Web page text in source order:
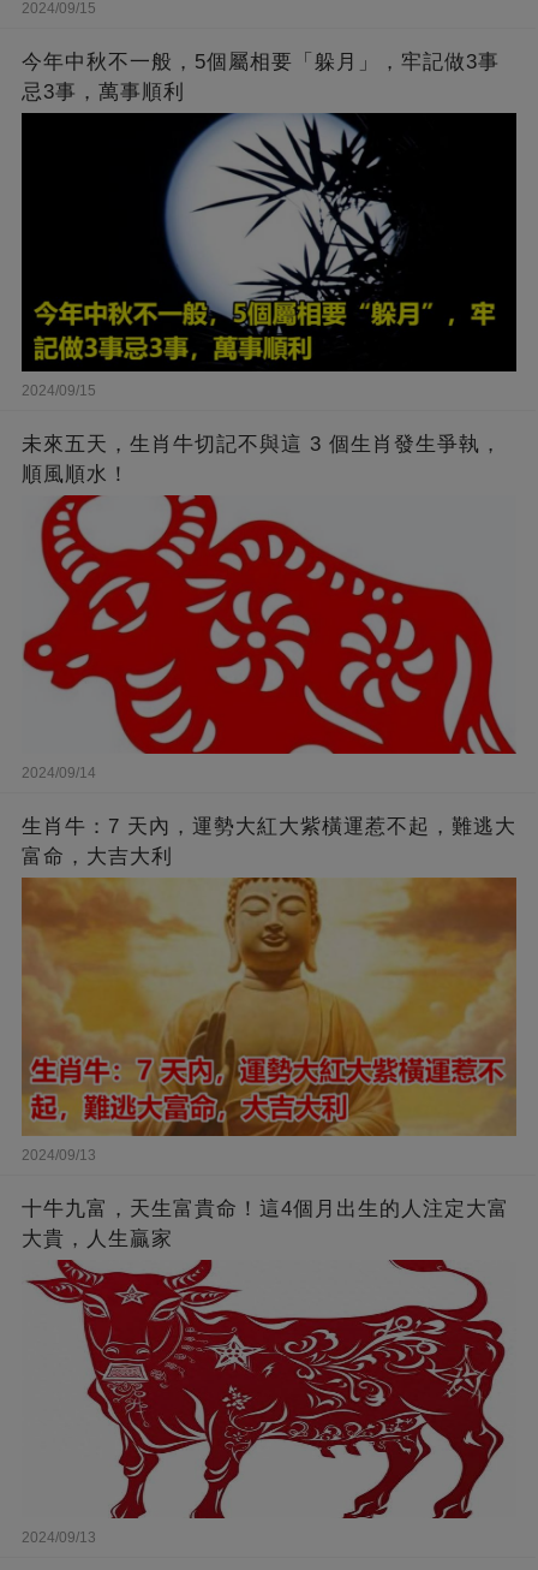
2024/09/15
今年中秋不一般，5個屬相要「躲月」，牢記做3事
忌3事，萬事順利
2024/09/15
未來五天，生肖牛切記不與這 3 個生肖發生爭執，
順風順水！
2024/09/14
生肖牛：7 天內，運勢大紅大紫橫運惹不起，難逃大
富命，大吉大利
2024/09/13
十牛九富，天生富貴命！這4個月出生的人注定大富
大貴，人生贏家
2024/09/13